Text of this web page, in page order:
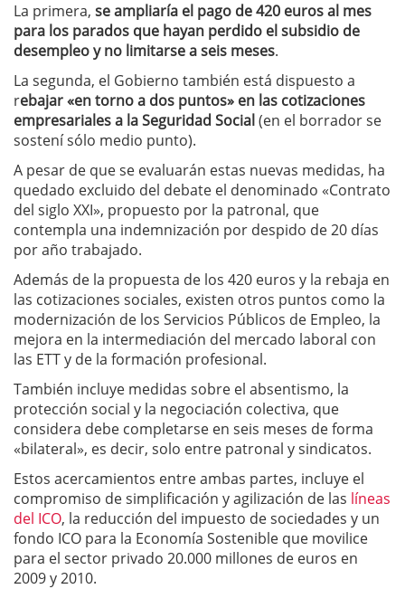
La primera, se ampliaría el pago de 420 euros al mes
para los parados que hayan perdido el subsidio de
desempleo y no limitarse a seis meses.
La segunda, el Gobierno también está dispuesto a
rebajar «en torno a dos puntos» en las cotizaciones
empresariales a la Seguridad Social(en el borrador se
sostení sólo medio punto).
A pesar de que se evaluarán estas nuevas medidas, ha
quedado excluido del debate el denominado «Contrato
del siglo XXI», propuesto por la patronal, que
contempla una indemnización por despido de 20 días
por año trabajado.
Además de la propuesta de los 420 euros y la rebaja en
las cotizaciones sociales, existen otros puntos como la
modernización de los Servicios Públicos de Empleo, la
mejora en la intermediación del mercado laboral con
las ETT y de la formación profesional.
También incluye medidas sobre el absentismo, la
protección social y la negociación colectiva, que
considera debe completarse en seis meses de forma
«bilateral», es decir, solo entre patronal y sindicatos.
Estos acercamientos entre ambas partes, incluye el
compromiso de simplificación y agilización de las líneas
del ICO, la reducción del impuesto de sociedades y un
fondo ICO para la Economía Sostenible que movilice
para el sector privado 20.000 millones de euros en
2009 y 2010.